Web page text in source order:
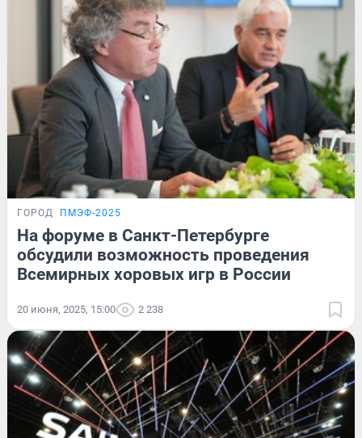
ГОРОД ПМЭФ-2025
На форуме в Санкт-Петербурге
обсудили возможность проведения
Всемирных хоровых игр в России
20 июня, 2025, 15:00 2 238